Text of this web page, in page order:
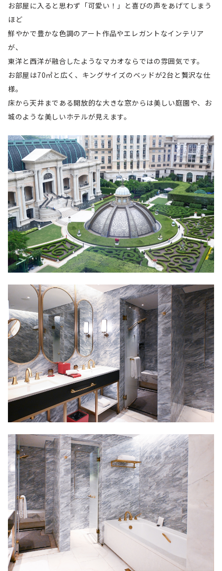
お部屋に入ると思わず「可愛い！」と喜びの声をあげてしまう
ほど
鮮やかで豊かな色調のアート作品やエレガントなインテリア
が、
東洋と西洋が融合したようなマカオならではの雰囲気です。
お部屋は70㎡と広く、キングサイズのベッドが2台と贅沢な仕
様。
床から天井まである開放的な大きな窓からは美しい庭園や、お
城のような美しいホテルが見えます。